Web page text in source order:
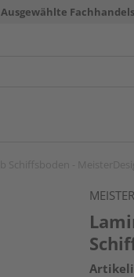
Ausgewählte
MEISTER